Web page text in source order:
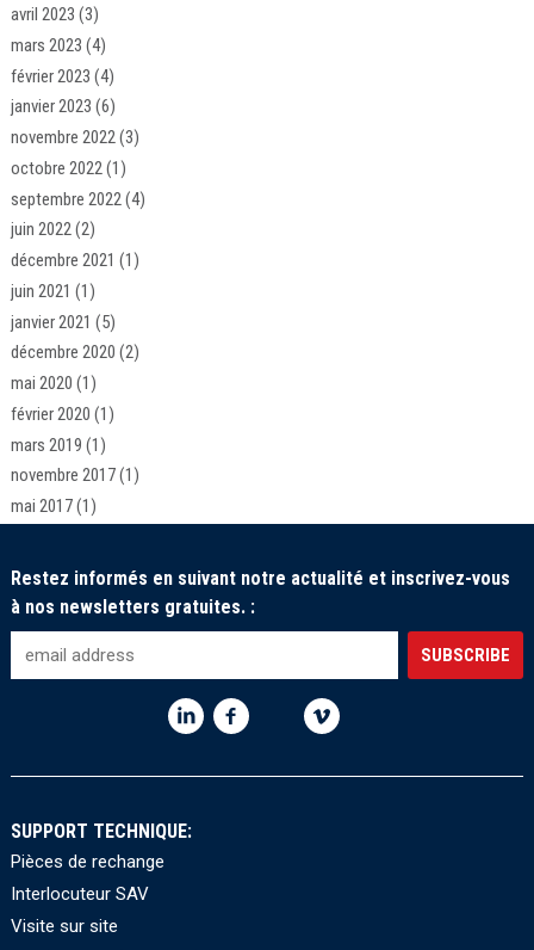
avril 2023 (3)
mars 2023 (4)
février 2023 (4)
janvier 2023 (6)
novembre 2022(3)
octobre 2022(1)
septembre 2022 (4)
juin 2022(2)
décembre 2021 (1)
juin 2021 (1)
janvier 2021 (5)
décembre 2020 (2)
mai 2020 (1)
février 2020 (1)
mars 2019 (1)
novembre 2017(1)
mai 2017(1)
Restez informés en suivant notre actualité et inscrivez-vous
à nos newsletters gratuites. :
SUPPORT TECHNIQUE:
Pièces de rechange
Interlocuteur SAV
Visite sur site